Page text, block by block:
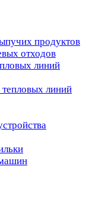
продуктов
отходов
линий
линий